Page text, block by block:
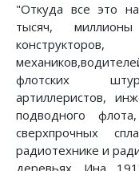
"Откуда все это
тысяч, миллионы
флотских
артиллеристов,
подводного
сверхпрочных
радиотехнике и